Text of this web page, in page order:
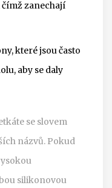
čímž zanechají
které jsou často
aby se daly
se slovem
názvů. Pokud
silikonovou